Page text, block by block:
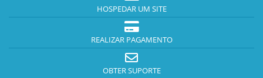
HOSPEDAR UM SITE
REALIZAR PAGAMENTO
OBTER SUPORTE